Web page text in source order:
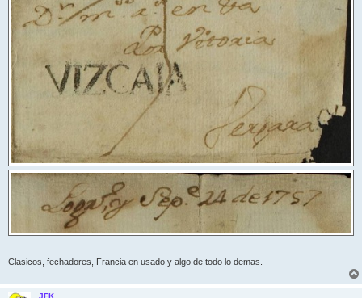
Clasicos, fechadores, Francia en usado y algo de todo lo demas.
JFK